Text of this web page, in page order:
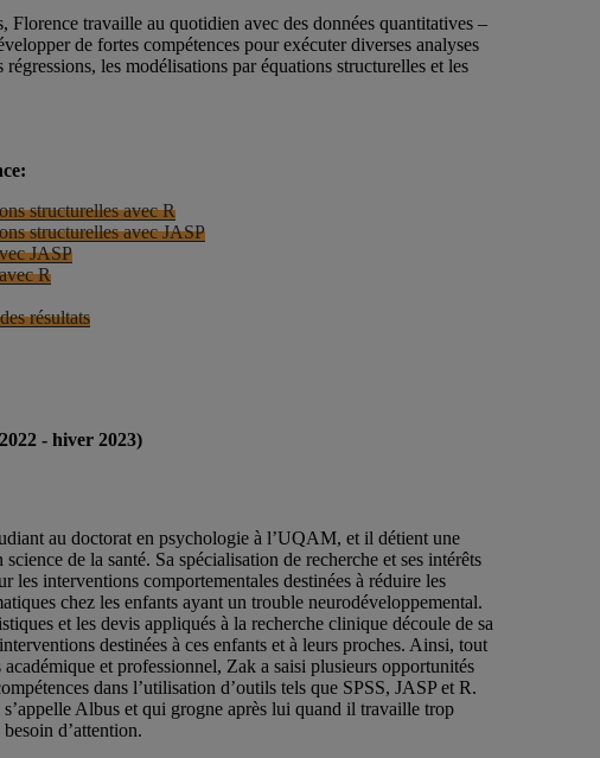
Florence travaille au quotidien avec des données quantitatives –
de fortes compétences pour exécuter diverses analyses
régressions, les modélisations par équations structurelles et les
structurelles avec R
structurelles avec JASP
JASP
R
résultats
- hiver 2023)
au doctorat en psychologie à l’UQAM, et il détient une
de la santé. Sa spécialisation de recherche et ses intérêts
les interventions comportementales destinées à réduire les
chez les enfants ayant un trouble neurodéveloppemental.
et les devis appliqués à la recherche clinique découle de sa
destinées à ces enfants et à leurs proches. Ainsi, tout
et professionnel, Zak a saisi plusieurs opportunités
dans l’utilisation d’outils tels que SPSS, JASP et R.
Albus et qui grogne après lui quand il travaille trop
d’attention.